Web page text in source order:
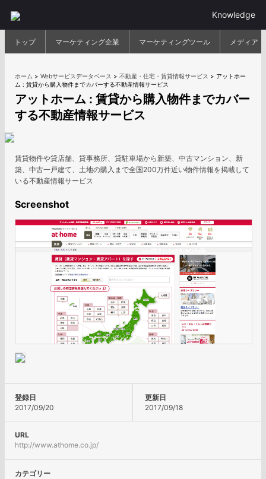
Knowledge
トップ マーケティング企業 マーケティングツール メディア
ホーム >Webサービスデータベース >不動産・住宅・賃貸情報サービス > アットホー
ム : 賃貸から購入物件までカバーする不動産情報サービス
アットホーム : 賃貸から購入物件までカバー
する不動産情報サービス
賃貸物件や貸店舗、貸事務所、貸駐車場から新築、中古マンション、新
築、中古一戸建て、土地の購入まで全国200万件近い物件情報を掲載して
いる不動産情報サービス
Screenshot
登録日
2017/09/20
更新日
2017/09/18
URL
http://www.athome.co.jp/
カテゴリー